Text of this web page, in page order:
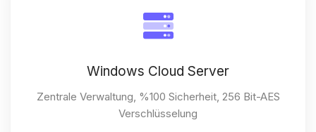
Windows Cloud Server
Zentrale Verwaltung, %100 Sicherheit, 256 Bit-
Verschlüsselung